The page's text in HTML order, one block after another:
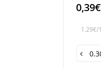
0,39€
1.29€/